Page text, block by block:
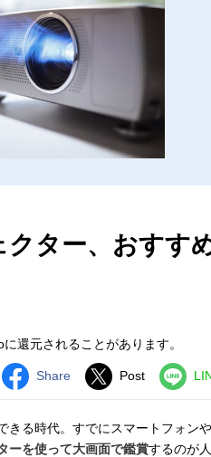
クター、おすす
還元されることがあります。
Share Post
る時代。すでにスマートフォン
ーを使って大画面で鑑賞するのが